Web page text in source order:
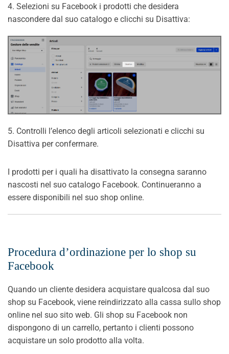
4. Selezioni su Facebook i prodotti che desidera
nascondere dal suo catalogo e clicchi su Disattiva:
5. Controlli l’elenco degli articoli selezionati e clicchi su
Disattiva per confermare.
I prodotti per i quali ha disattivato la consegna saranno
nascosti nel suo catalogo Facebook. Continueranno a
essere disponibili nel suo shop online.
Procedura d’ordinazione per lo shop su
Facebook
Quando un cliente desidera acquistare qualcosa dal suo
shop su Facebook, viene reindirizzato alla cassa sullo shop
online nel suo sito web. Gli shop su Facebook non
dispongono di un carrello, pertanto i clienti possono
acquistare un solo prodotto alla volta.